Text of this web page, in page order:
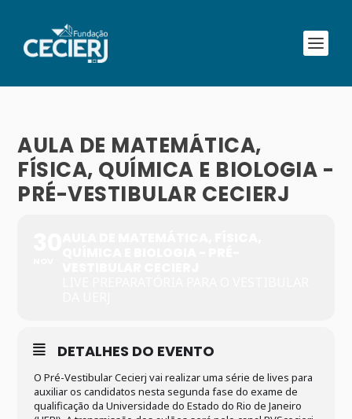
AULA DE MATEMÁTICA,
FÍSICA, QUÍMICA E BIOLOGIA -
PRÉ-VESTIBULAR CECIERJ
DETALHES DO EVENTO
O Pré-Vestibular Cecierj vai realizar uma série de lives para
auxiliar os candidatos nesta segunda fase do exame de
qualificação da Universidade do Estado do Rio de Janeiro